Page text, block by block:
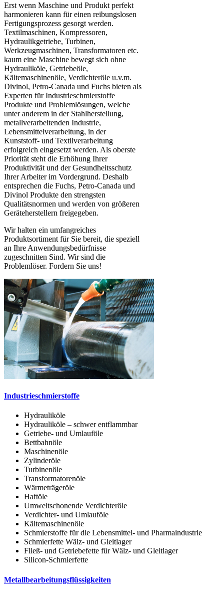
Erst wenn Maschine und Produkt perfekt
harmonieren kann für einen reibungslosen
Fertigungsprozess gesorgt werden.
Textilmaschinen, Kompressoren,
Hydraulikgetriebe, Turbinen,
Werkzeugmaschinen, Transformatoren etc.
kaum eine Maschine bewegt sich ohne
Hydrauliköle, Getriebeöle,
Kältemaschinenöle, Verdichteröle u.v.m.
Divinol, Petro-Canada und Fuchs bieten als
Experten für Industrieschmierstoffe
Produkte und Problemlösungen, welche
unter anderem in der Stahlherstellung,
metallverarbeitenden Industrie,
Lebensmittelverarbeitung, in der
Kunststoff- und Textilverarbeitung
erfolgreich eingesetzt werden. Als oberste
Priorität steht die Erhöhung Ihrer
Produktivität und der Gesundheitsschutz
Ihrer Arbeiter im Vordergrund. Deshalb
entsprechen die Fuchs, Petro-Canada und
Divinol Produkte den strengsten
Qualitätsnormen und werden von größeren
Geräteherstellern freigegeben.
Wir halten ein umfangreiches
Produktsortiment für Sie bereit, die speziell
an Ihre Anwendungsbedürfnisse
zugeschnitten Sind. Wir sind die
Problemlöser. Fordern Sie uns!
Industrieschmierstoffe
Hydrauliköle
Hydrauliköle – schwer entflammbar
Getriebe- und Umlauföle
Bettbahnöle
Maschinenöle
Zylinderöle
Turbinenöle
Transformatorenöle
Wärmeträgeröle
Haftöle
Umweltschonende Verdichteröle
Verdichter- und Umlauföle
Kältemaschinenöle
Schmierstoffe für die Lebensmittel- und Pharmaindustrie
Schmierfette Wälz- und Gleitlager
Fließ- und Getriebefette für Wälz- und Gleitlager
Silicon-Schmierfette
Metallbearbeitungsflüssigkeiten